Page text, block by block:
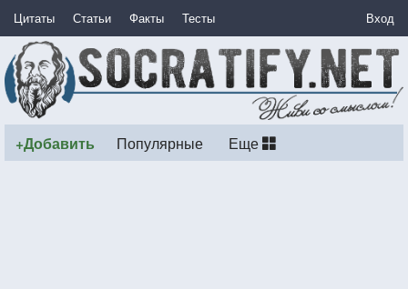
Цитаты Статьи Факты Тесты Вход
+Добавить Популярные Еще